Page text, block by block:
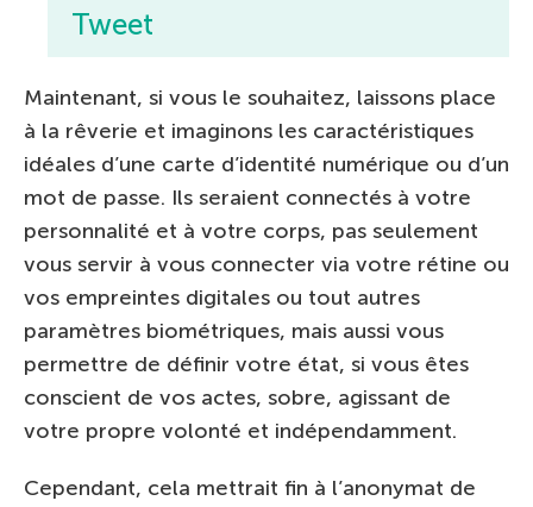
Tweet
Maintenant, si vous le souhaitez, laissons place
à la rêverie et imaginons les caractéristiques
idéales d’une carte d’identité numérique ou d’un
mot de passe. Ils seraient connectés à votre
personnalité et à votre corps, pas seulement
vous servir à vous connecter via votre rétine ou
vos empreintes digitales ou tout autres
paramètres biométriques, mais aussi vous
permettre de définir votre état, si vous êtes
conscient de vos actes, sobre, agissant de
votre propre volonté et indépendamment.
Cependant, cela mettrait fin à l’anonymat de